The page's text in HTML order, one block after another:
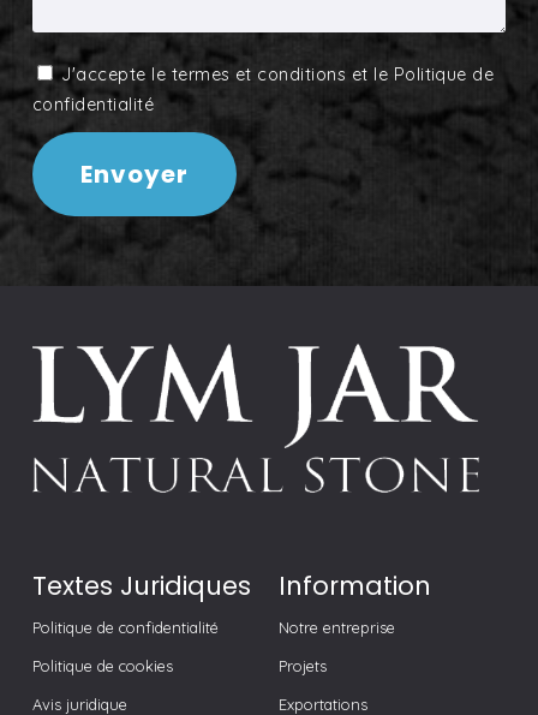
J'accepte le termes et conditions et le Politique de
confidentialité
Textes Juridiques
Politique de confidentialité
Politique de cookies
Avis juridique
Information
Notre entreprise
Projets
Exportations